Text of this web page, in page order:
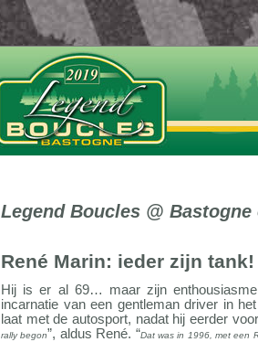
Legend Boucles @
René Marin: ieder zijn tank!
Hij is er al 69… maar zijn
incarnatie van een gentleman driver in
laat met de autosport, nadat hij eerder
rally begon”, aldus René. “Dat was in 1996, met een